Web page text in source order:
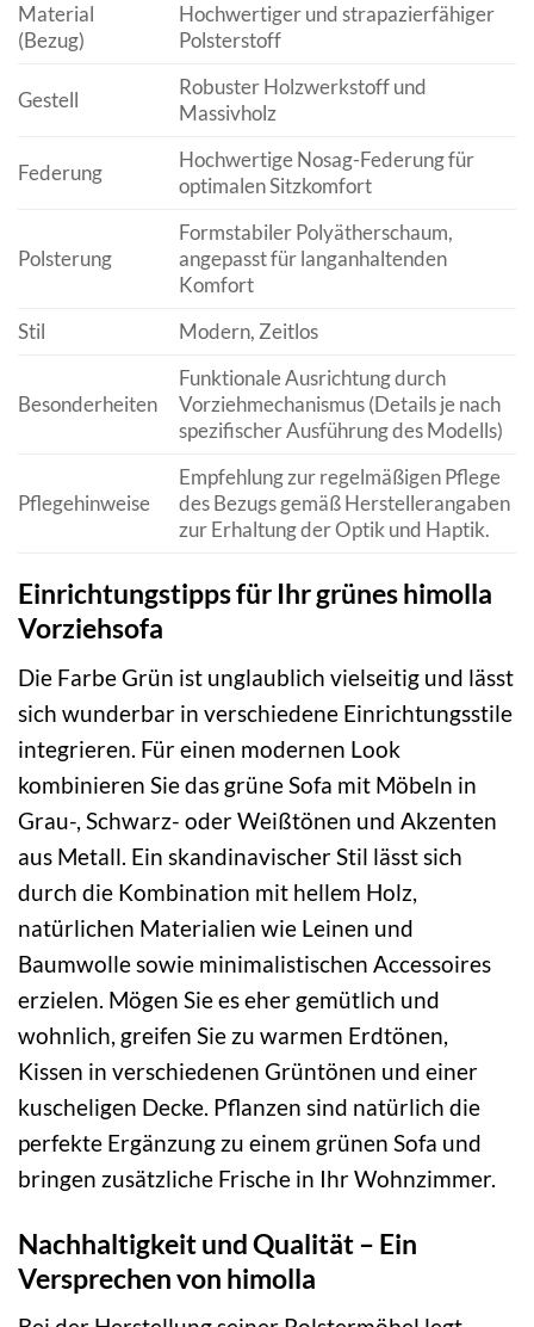
Material
(Bezug)
Hochwertiger und strapazierfähiger
Polsterstoff
Gestell
Robuster Holzwerkstoff und
Massivholz
Federung
Hochwertige Nosag-Federung für
optimalen Sitzkomfort
Polsterung
Formstabiler Polyätherschaum,
angepasst für langanhaltenden
Komfort
Stil
Modern, Zeitlos
Besonderheiten
Funktionale Ausrichtung durch
Vorziehmechanismus (Details je nach
spezifischer Ausführung des Modells)
Pflegehinweise
Empfehlung zur regelmäßigen Pflege
des Bezugs gemäß Herstellerangaben
zur Erhaltung der Optik und Haptik.
Einrichtungstipps für Ihr grünes himolla
Vorziehsofa
Die Farbe Grün ist unglaublich vielseitig und lässt
sich wunderbar in verschiedene Einrichtungsstile
integrieren. Für einen modernen Look
kombinieren Sie das grüne Sofa mit Möbeln in
Grau-, Schwarz- oder Weißtönen und Akzenten
aus Metall. Ein skandinavischer Stil lässt sich
durch die Kombination mit hellem Holz,
natürlichen Materialien wie Leinen und
Baumwolle sowie minimalistischen Accessoires
erzielen. Mögen Sie es eher gemütlich und
wohnlich, greifen Sie zu warmen Erdtönen,
Kissen in verschiedenen Grüntönen und einer
kuscheligen Decke. Pflanzen sind natürlich die
perfekte Ergänzung zu einem grünen Sofa und
bringen zusätzliche Frische in Ihr Wohnzimmer.
Nachhaltigkeit und Qualität – Ein
Versprechen von himolla